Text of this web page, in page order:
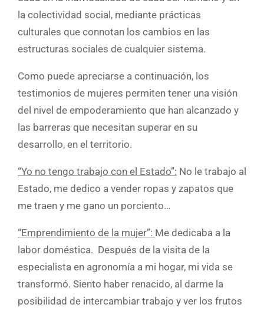
la colectividad social, mediante prácticas
culturales que connotan los cambios en las
estructuras sociales de cualquier sistema.
Como puede apreciarse a continuación, los
testimonios de mujeres permiten tener una visión
del nivel de empoderamiento que han alcanzado y
las barreras que necesitan superar en su
desarrollo, en el territorio.
“Yo no tengo trabajo con el Estado”: No le trabajo al
Estado, me dedico a vender ropas y zapatos que
me traen y me gano un porciento…
“Emprendimiento de la mujer”: Me dedicaba a la
labor doméstica. Después de la visita de la
especialista en agronomía a mi hogar, mi vida se
transformó. Siento haber renacido, al darme la
posibilidad de intercambiar trabajo y ver los frutos